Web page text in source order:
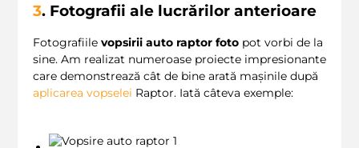
3. Fotografii ale lucrărilor anterioare
Fotografiile vopsirii auto raptor foto pot vorbi de la
sine. Am realizat numeroase proiecte impresionante
care demonstrează cât de bine arată mașinile după
aplicarea vopselei Raptor. Iată câteva exemple: